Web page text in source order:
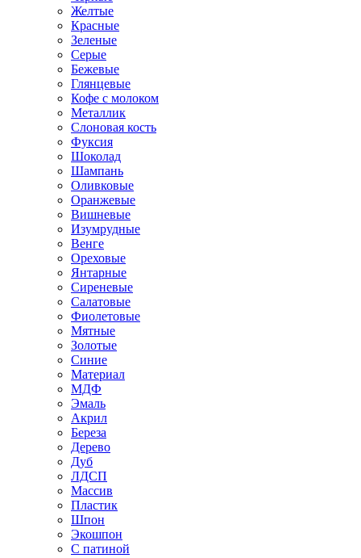
Желтые
Красные
Зеленые
Серые
Бежевые
Глянцевые
Кофе с молоком
Металлик
Слоновая кость
Фуксия
Шоколад
Шампань
Оливковые
Оранжевые
Вишневые
Изумрудные
Венге
Ореховые
Янтарные
Сиреневые
Салатовые
Фиолетовые
Мятные
Золотые
Синие
Материал
МДФ
Эмаль
Акрил
Береза
Дерево
Дуб
ЛДСП
Массив
Пластик
Шпон
Экошпон
С патиной